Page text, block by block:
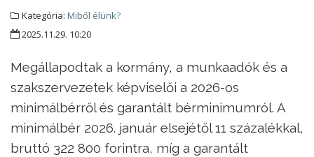
Kategória: Miből élünk?
2025.11.29. 10:20
Megállapodtak a kormány, a munkaadók és a
szakszervezetek képviselői a 2026-os
minimálbérről és garantált bérminimumról. A
minimálbér 2026. január elsejétől 11 százalékkal,
bruttó 322 800 forintra, míg a garantált